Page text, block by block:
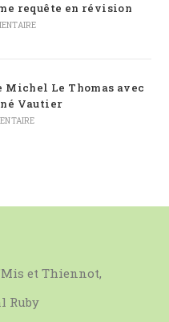
requête en révision
Michel Le Thomas avec
Vautier
et Thiennot,
Ruby